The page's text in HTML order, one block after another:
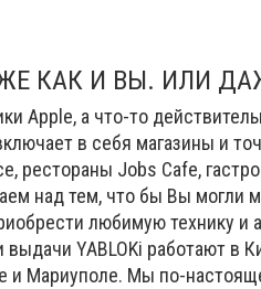
КАК И ВЫ. ИЛИ
Apple, а что-то
в себя магазины и
рестораны Jobs Cafe,
над тем, что бы Вы могли
любимую технику и
YABLOKi работают в
и Мариуполе. Мы по-